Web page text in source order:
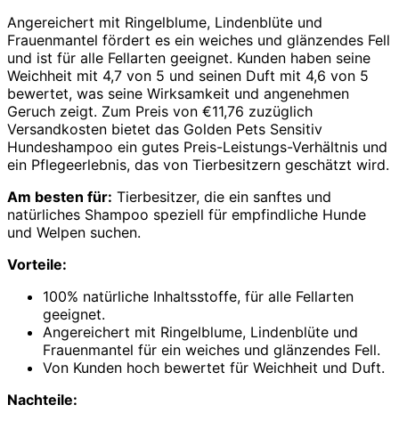
Angereichert mit Ringelblume, Lindenblüte und
Frauenmantel fördert es ein weiches und glänzendes Fell
und ist für alle Fellarten geeignet. Kunden haben seine
Weichheit mit 4,7 von 5 und seinen Duft mit 4,6 von 5
bewertet, was seine Wirksamkeit und angenehmen
Geruch zeigt. Zum Preis von €11,76 zuzüglich
Versandkosten bietet das Golden Pets Sensitiv
Hundeshampoo ein gutes Preis-Leistungs-Verhältnis und
ein Pflegeerlebnis, das von Tierbesitzern geschätzt wird.
Am besten für: Tierbesitzer, die ein sanftes und
natürliches Shampoo speziell für empfindliche Hunde
und Welpen suchen.
Vorteile:
100% natürliche Inhaltsstoffe, für alle Fellarten
geeignet.
Angereichert mit Ringelblume, Lindenblüte und
Frauenmantel für ein weiches und glänzendes Fell.
Von Kunden hoch bewertet für Weichheit und Duft.
Nachteile: